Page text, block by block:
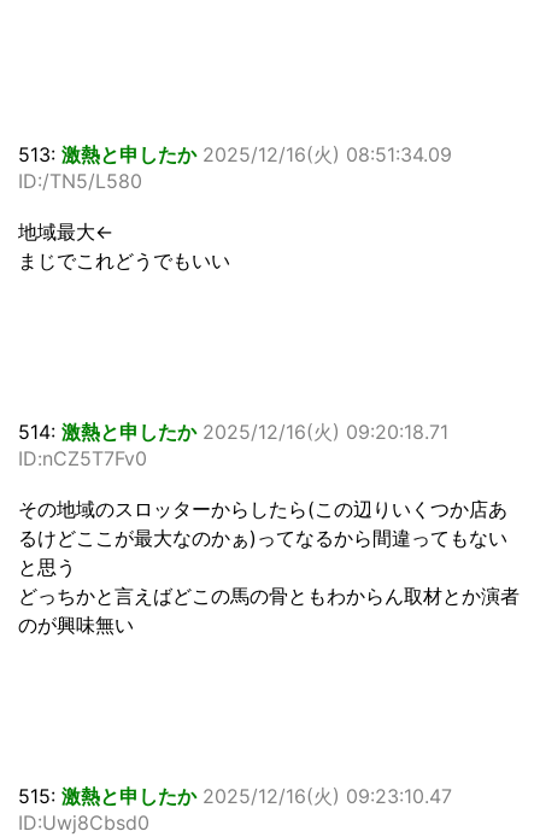
513: 激熱と申したか 2025/12/16(火) 08:51:34.09
ID:/TN5/L580
地域最大←
まじでこれどうでもいい
514: 激熱と申したか 2025/12/16(火) 09:20:18.71
ID:nCZ5T7Fv0
その地域のスロッターからしたら(この辺りいくつか店あ
るけどここが最大なのかぁ)ってなるから間違ってもない
と思う
どっちかと言えばどこの馬の骨ともわからん取材とか演者
のが興味無い
515: 激熱と申したか 2025/12/16(火) 09:23:10.47
ID:Uwj8Cbsd0